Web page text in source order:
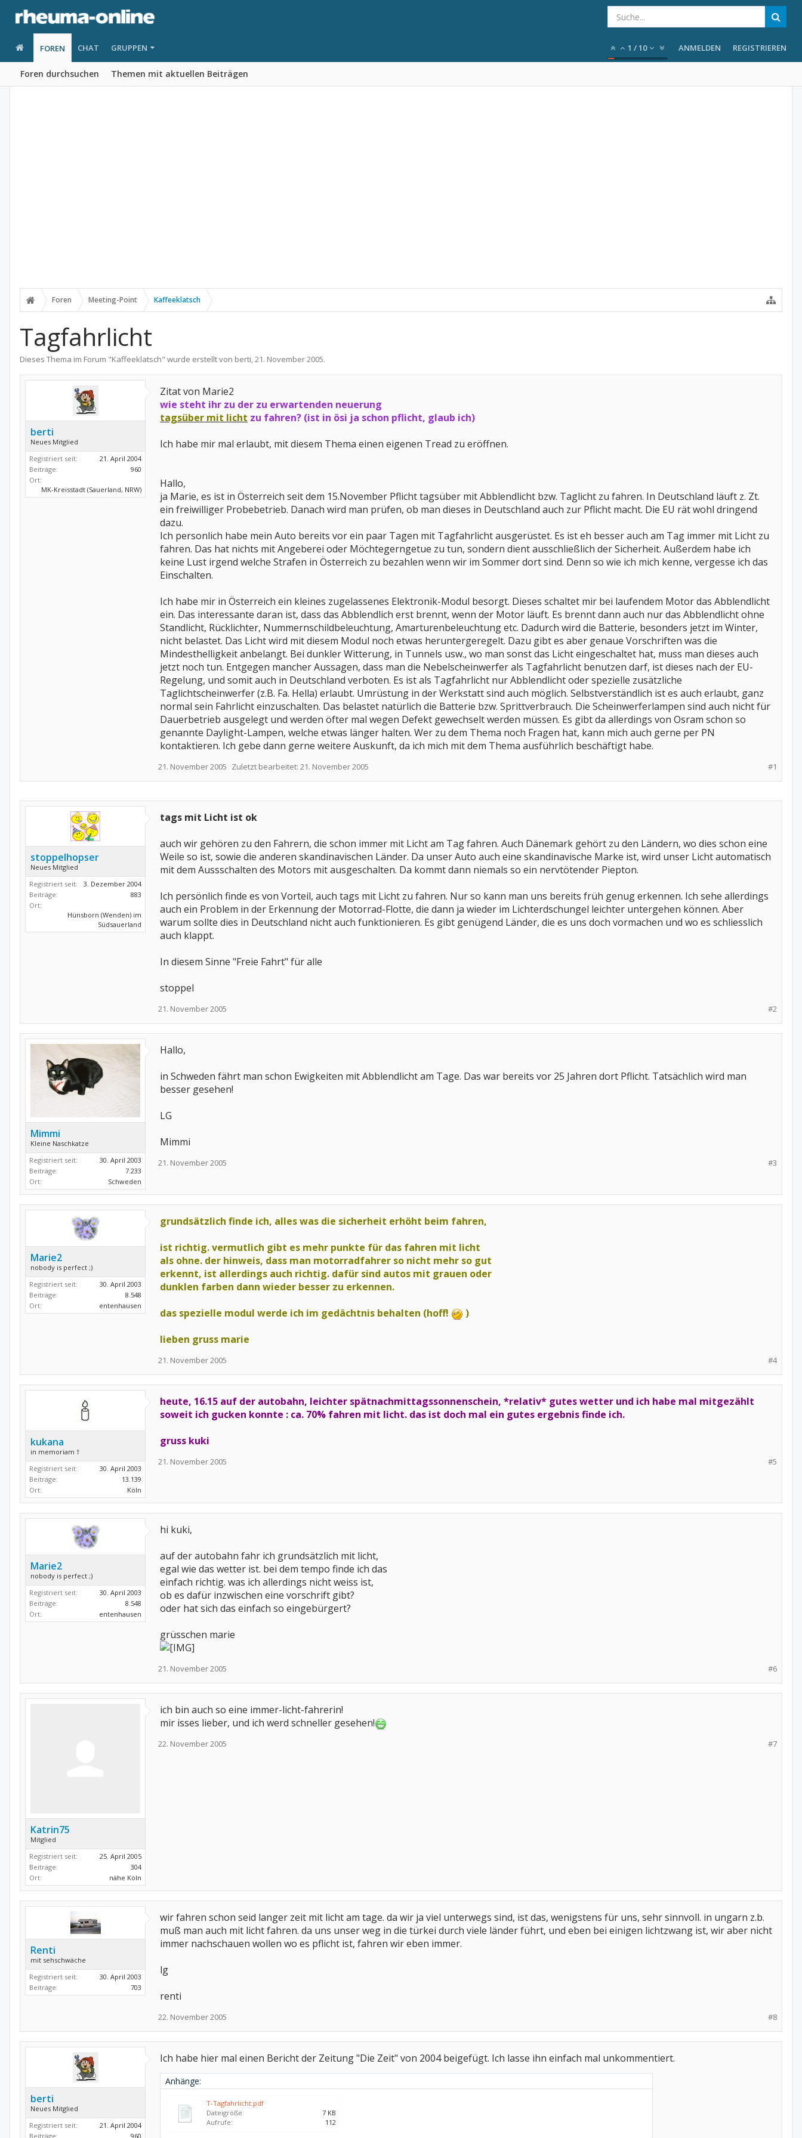
FOREN
Foren durchsuchen Themen mit aktuellen Beiträgen
CHAT GRUPPEN 1 /10 ANMELDEN REGISTRIEREN
Foren Meeting-Point Kaffeeklatsch
Tagfahrlicht
Dieses Thema im Forum "Kaffeeklatsch" wurde erstellt von berti,21. November 2005.
berti
Neues Mitglied
Registriert seit:
21. April 2004
Beiträge:
960
Ort:
MK-Kreisstadt (Sauerland, NRW)
Zitat von Marie2
wie steht ihr zu der zu erwartenden neuerung
tagsüber mit licht zu fahren? (ist in ösi ja schon pflicht, glaub ich)
Ich habe mir mal erlaubt, mit diesem Thema einen eigenen Tread zu eröffnen.
Hallo,
ja Marie, es ist in Österreich seit dem 15.November Pflicht tagsüber mit Abblendlicht bzw. Taglicht zu fahren. In Deutschland läuft z. Zt.
ein freiwilliger Probebetrieb. Danach wird man prüfen, ob man dieses in Deutschland auch zur Pflicht macht. Die EU rät wohl dringend
dazu.
Ich personlich habe mein Auto bereits vor ein paar Tagen mit Tagfahrlicht ausgerüstet. Es ist eh besser auch am Tag immer mit Licht zu
fahren. Das hat nichts mit Angeberei oder Möchtegerngetue zu tun, sondern dient ausschließlich der Sicherheit. Außerdem habe ich
keine Lust irgend welche Strafen in Österreich zu bezahlen wenn wir im Sommer dort sind. Denn so wie ich mich kenne, vergesse ich das
Einschalten.
Ich habe mir in Österreich ein kleines zugelassenes Elektronik-Modul besorgt. Dieses schaltet mir bei laufendem Motor das Abblendlicht
ein. Das interessante daran ist, dass das Abblendlich erst brennt, wenn der Motor läuft. Es brennt dann auch nur das Abblendlicht ohne
Standlicht, Rücklichter, Nummernschildbeleuchtung, Amarturenbeleuchtung etc. Dadurch wird die Batterie, besonders jetzt im Winter,
nicht belastet. Das Licht wird mit diesem Modul noch etwas heruntergeregelt. Dazu gibt es aber genaue Vorschriften was die
Mindesthelligkeit anbelangt. Bei dunkler Witterung, in Tunnels usw., wo man sonst das Licht eingeschaltet hat, muss man dieses auch
jetzt noch tun. Entgegen mancher Aussagen, dass man die Nebelscheinwerfer als Tagfahrlicht benutzen darf, ist dieses nach der EU-
Regelung, und somit auch in Deutschland verboten. Es ist als Tagfahrlicht nur Abblendlicht oder spezielle zusätzliche
Taglichtscheinwerfer (z.B. Fa. Hella) erlaubt. Umrüstung in der Werkstatt sind auch möglich. Selbstverständlich ist es auch erlaubt, ganz
normal sein Fahrlicht einzuschalten. Das belastet natürlich die Batterie bzw. Sprittverbrauch. Die Scheinwerferlampen sind auch nicht für
Dauerbetrieb ausgelegt und werden öfter mal wegen Defekt gewechselt werden müssen. Es gibt da allerdings von Osram schon so
genannte Daylight-Lampen, welche etwas länger halten. Wer zu dem Thema noch Fragen hat, kann mich auch gerne per PN
kontaktieren. Ich gebe dann gerne weitere Auskunft, da ich mich mit dem Thema ausführlich beschäftigt habe.
#1
21. November 2005 Zuletzt bearbeitet: 21. November 2005
stoppelhopser
Neues Mitglied
Registriert seit:
3. Dezember 2004
Beiträge:
883
Ort:
Hünsborn (Wenden) im
Südsauerland
tags mit Licht ist ok
auch wir gehören zu den Fahrern, die schon immer mit Licht am Tag fahren. Auch Dänemark gehört zu den Ländern, wo dies schon eine
Weile so ist, sowie die anderen skandinavischen Länder. Da unser Auto auch eine skandinavische Marke ist, wird unser Licht automatisch
mit dem Aussschalten des Motors mit ausgeschalten. Da kommt dann niemals so ein nervtötender Piepton.
Ich persönlich finde es von Vorteil, auch tags mit Licht zu fahren. Nur so kann man uns bereits früh genug erkennen. Ich sehe allerdings
auch ein Problem in der Erkennung der Motorrad-Flotte, die dann ja wieder im Lichterdschungel leichter untergehen können. Aber
warum sollte dies in Deutschland nicht auch funktionieren. Es gibt genügend Länder, die es uns doch vormachen und wo es schliesslich
auch klappt.
In diesem Sinne "Freie Fahrt" für alle
stoppel
#2
21. November 2005
Mimmi
Kleine Naschkatze
Registriert seit:
30. April 2003
Beiträge:
7.233
Ort:
Schweden
Hallo,
in Schweden fährt man schon Ewigkeiten mit Abblendlicht am Tage. Das war bereits vor 25 Jahren dort Pflicht. Tatsächlich wird man
besser gesehen!
LG
Mimmi
#3
21. November 2005
Marie2
nobody is perfect ;)
Registriert seit:
30. April 2003
Beiträge:
8.548
Ort:
entenhausen
grundsätzlich finde ich, alles was die sicherheit erhöht beim fahren,
ist richtig. vermutlich gibt es mehr punkte für das fahren mit licht
als ohne. der hinweis, dass man motorradfahrer so nicht mehr so gut
erkennt, ist allerdings auch richtig. dafür sind autos mit grauen oder
dunklen farben dann wieder besser zu erkennen.
das spezielle modul werde ich im gedächtnis behalten (hoff!
)
lieben gruss marie
#4
21. November 2005
kukana
in memoriam †
Registriert seit:
30. April 2003
Beiträge:
13.139
Ort:
Köln
heute, 16.15 auf der autobahn, leichter spätnachmittagssonnenschein, *relativ* gutes wetter und ich habe mal mitgezählt
soweit ich gucken konnte : ca. 70% fahren mit licht. das ist doch mal ein gutes ergebnis finde ich.
gruss kuki
#5
21. November 2005
Marie2
nobody is perfect ;)
Registriert seit:
30. April 2003
Beiträge:
8.548
Ort:
entenhausen
hi kuki,
auf der autobahn fahr ich grundsätzlich mit licht,
egal wie das wetter ist. bei dem tempo finde ich das
einfach richtig. was ich allerdings nicht weiss ist,
ob es dafür inzwischen eine vorschrift gibt?
oder hat sich das einfach so eingebürgert?
grüsschen marie
#6
21. November 2005
Katrin75
Mitglied
Registriert seit:
25. April 2005
Beiträge:
304
Ort:
nähe Köln
ich bin auch so eine immer-licht-fahrerin!
mir isses lieber, und ich werd schneller gesehen!
#7
22. November 2005
Renti
mit sehschwäche
Registriert seit:
30. April 2003
Beiträge:
703
wir fahren schon seid langer zeit mit licht am tage. da wir ja viel unterwegs sind, ist das, wenigstens für uns, sehr sinnvoll. in ungarn z.b.
muß man auch mit licht fahren. da uns unser weg in die türkei durch viele länder führt, und eben bei einigen lichtzwang ist, wir aber nicht
immer nachschauen wollen wo es pflicht ist, fahren wir eben immer.
lg
renti
#8
22. November 2005
berti
Neues Mitglied
Registriert seit:
21. April 2004
Beiträge:
960
Ich habe hier mal einen Bericht der Zeitung "Die Zeit" von 2004 beigefügt. Ich lasse ihn einfach mal unkommentiert.
Anhänge:
T-Tagfahrlicht.pdf
Dateigröße:
7 KB
Aufrufe:
112